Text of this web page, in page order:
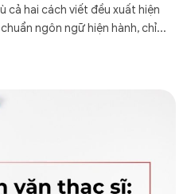
cả hai cách viết đều xuất hiện
ngôn ngữ hiện hành, chỉ...